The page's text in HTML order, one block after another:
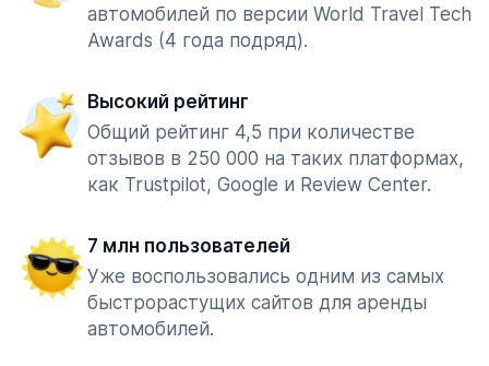
автомобилей по версии World Travel Tech
Awards (4 года подряд).
Высокий рейтинг
Общий рейтинг 4,5 при количестве
отзывов в 250 000 на таких платформах,
как Trustpilot, Google и Review Center.
7 млн пользователей
Уже воспользовались одним из самых
быстрорастущих сайтов для аренды
автомобилей.